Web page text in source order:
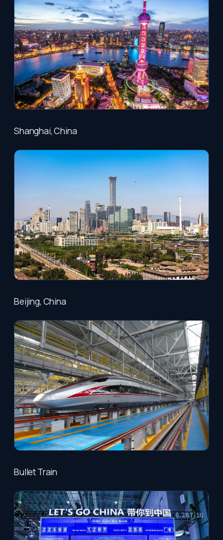
Shanghai, China
Beijing, China
Bullet Train